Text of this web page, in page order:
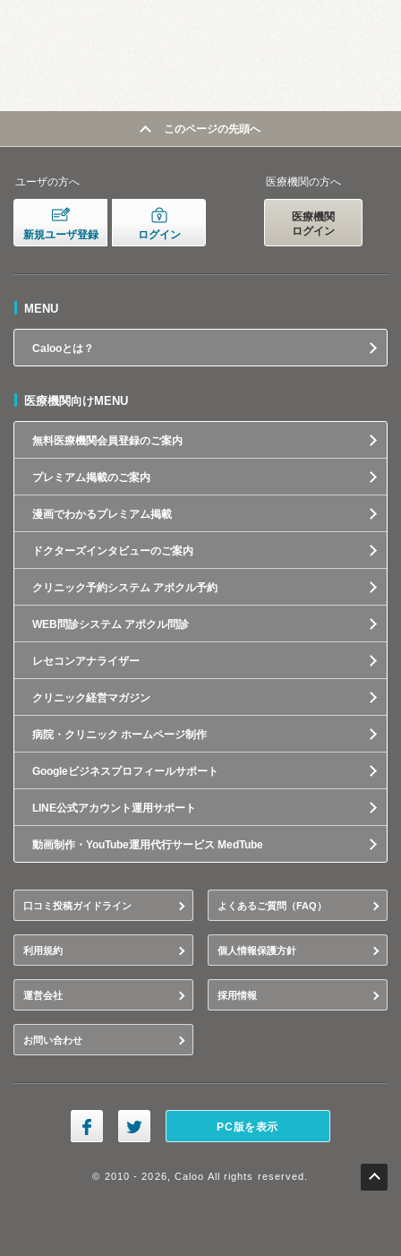
このページの先頭へ
ユーザの方へ
新規ユーザ登録 ログイン
医療機関の方へ
医療機関
ログイン
MENU
Calooとは？
医療機関向けMENU
無料医療機関会員登録のご案内
プレミアム掲載のご案内
漫画でわかるプレミアム掲載
ドクターズインタビューのご案内
クリニック予約システム アポクル予約
WEB問診システム アポクル問診
レセコンアナライザー
クリニック経営マガジン
病院・クリニック ホームページ制作
Googleビジネスプロフィールサポート
LINE公式アカウント運用サポート
動画制作・YouTube運用代行サービス MedTube
口コミ投稿ガイドライン よくあるご質問（FAQ）
利用規約 個人情報保護方針
運営会社 採用情報
お問い合わせ
PC版を表示
© 2010 - 2026, Caloo All rights reserved.